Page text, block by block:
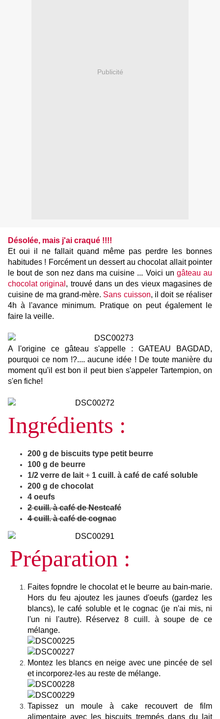
Publicité
Désolée, mais j'ai craqué !!!!
Et oui il ne fallait quand même pas perdre les bonnes
habitudes ! Forcément un dessert au chocolat allait pointer
le bout de son nez dans ma cuisine ... Voici un gâteau au
chocolat original , trouvé dans un des vieux magasines de
cuisine de ma grand-mère. Sans cuisson, il doit se réaliser
4h à l'avance minimum. Pratique on peut également le
faire la veille.
A l'origine ce gâteau s'appelle : GATEAU BAGDAD,
pourquoi ce nom !?.... aucune idée ! De toute manière du
moment qu'il est bon il peut bien s'appeler Tartempion, on
s'en fiche!
Ingrédients :
200 g de biscuits type petit beurre
100 g de beurre
1/2 verre de lait + 1 cuill. à café de café soluble
200 g de chocolat
4 oeufs
2 cuill. à café de Nestcafé
4 cuill. à café de cognac
Préparation :
Faites fopndre le chocolat et le beurre au bain-marie.
Hors du feu ajoutez les jaunes d'oeufs (gardez les
blancs), le café soluble et le cognac (je n'ai mis, ni
l'un ni l'autre). Réservez 8 cuill. à soupe de ce
mélange.
Montez les blancs en neige avec une pincée de sel
et incorporez-les au reste de mélange.
Tapissez un moule à cake recouvert de film
alimentaire avec les biscuits trempés dans du lait